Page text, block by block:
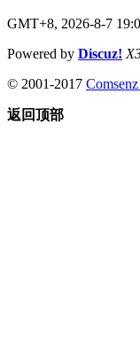
GMT+8, 2026-8-7
Powered by Discuz!
© 2001-2017
返回顶部